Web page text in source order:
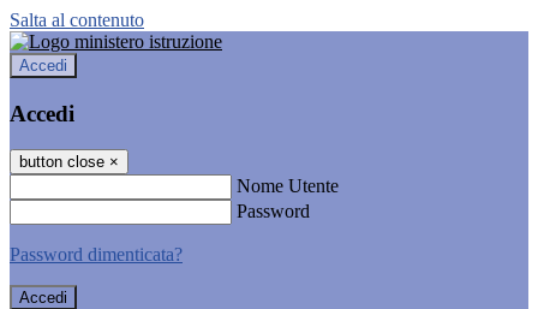
Salta al contenuto
Accedi
Accedi
button close ×
Nome Utente
Password
Password dimenticata?